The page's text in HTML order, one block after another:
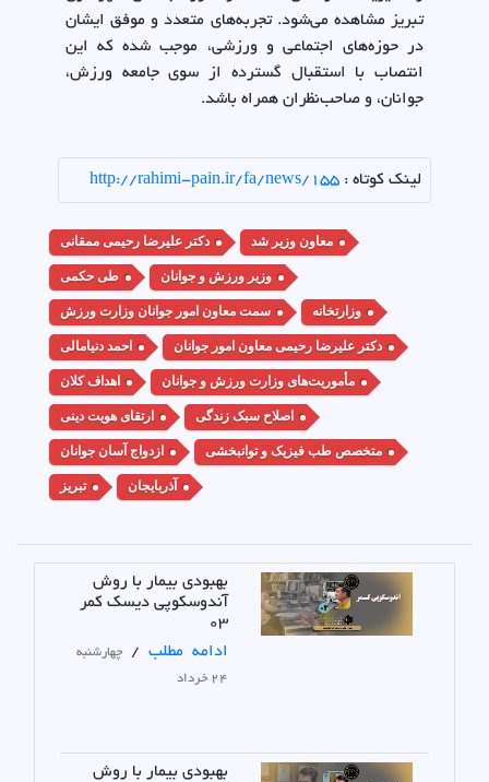
تبریز مشاهده می‌شود. تجربه‌های متعدد و موفق ایشان
در حوزه‌های اجتماعی و ورزشی، موجب شده که این
انتصاب با استقبال گسترده از سوی جامعه ورزش،
جوانان، و صاحب‌نظران همراه باشد.
لینک کوتاه : http://rahimi-pain.ir/fa/news/155
دکتر علیرضا رحیمی ممقانی معاون وزیر شد
طی حکمی وزیر ورزش و جوانان
سمت معاون امور جوانان وزارت ورزش وزارتخانه
احمد دنیامالی دکتر علیرضا رحیمی معاون امور جوانان
اهداف کلان مأموریت‌های وزارت ورزش و جوانان
ارتقای هویت دینی اصلاح سبک زندگی
ازدواج آسان جوانان متخصص طب فیزیک و توانبخشی
تبریز آذربایجان
بهبودی بیمار با روش
آندوسکوپی دیسک کمر
03
ادامه مطلب /
چهارشنبه
24 خرداد
بهبودی بیمار با روش